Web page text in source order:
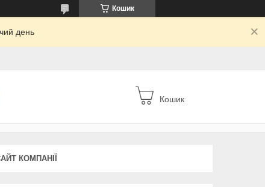
Кошик
день
Кошик
КОМПАНІЇ